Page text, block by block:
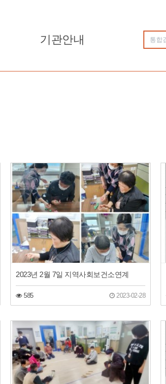
기관안내
2023년 2월 7일 지역사회보건소연계
585 2023-02-28